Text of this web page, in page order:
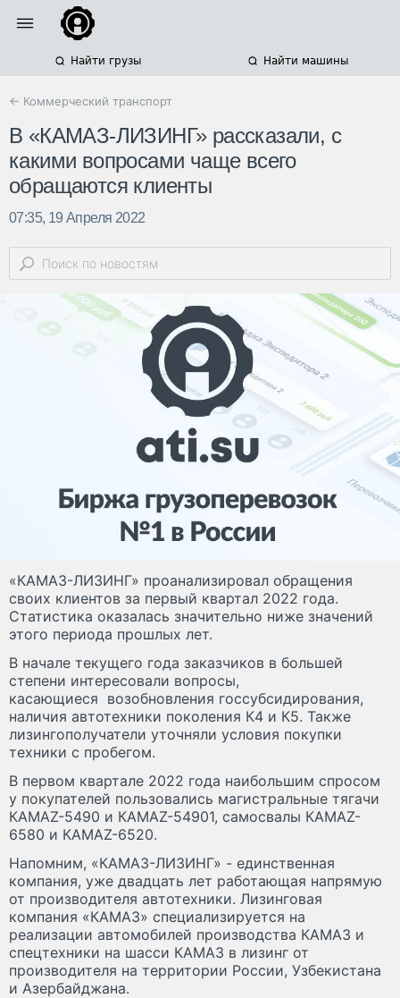
Найти грузы Найти машины
← Коммерческий транспорт
В «КАМАЗ-ЛИЗИНГ» рассказали, с
какими вопросами чаще всего
обращаются клиенты
07:35, 19 Апреля 2022
«КАМАЗ-ЛИЗИНГ» проанализировал обращения
своих клиентов за первый квартал 2022 года.
Статистика оказалась значительно ниже значений
этого периода прошлых лет.
В начале текущего года заказчиков в большей
степени интересовали вопросы,
касающиеся возобновления госсубсидирования,
наличия автотехники поколения К4 и К5. Также
лизингополучатели уточняли условия покупки
техники с пробегом.
В первом квартале 2022 года наибольшим спросом
у покупателей пользовались магистральные тягачи
КАМАZ-5490 и КАМАZ-54901, самосвалы КАМАZ-
6580 и КАМАZ-6520.
Напомним, «КАМАЗ-ЛИЗИНГ» - единственная
компания, уже двадцать лет работающая напрямую
от производителя автотехники. Лизинговая
компания «КАМАЗ» специализируется на
реализации автомобилей производства КАМАЗ и
спецтехники на шасси КАМАЗ в лизинг от
производителя на территории России, Узбекистана
и Азербайджана.